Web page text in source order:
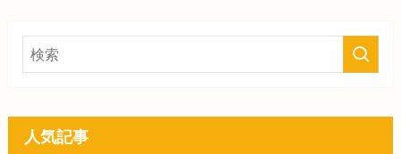
人気記事